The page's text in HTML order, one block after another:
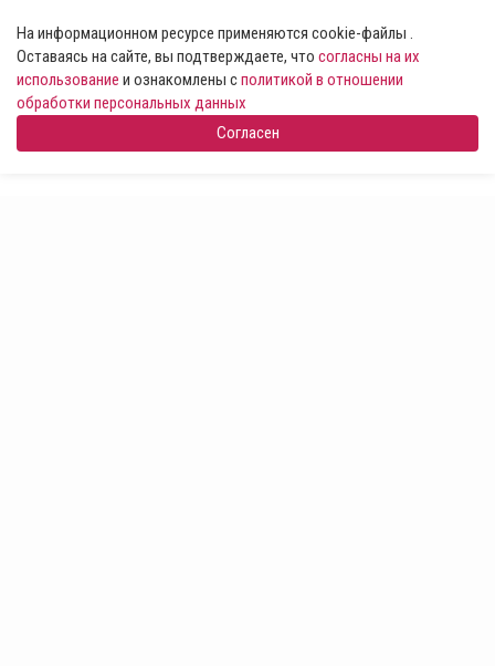
На информационном ресурсе применяются cookie-файлы .
Оставаясь на сайте, вы подтверждаете, что согласны на их
использование и ознакомлены сполитикой в отношении
обработки персональных данных
Согласен